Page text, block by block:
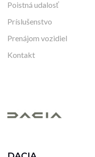
Poistná udalosť
Príslušenstvo
Prenájom vozidiel
Kontakt